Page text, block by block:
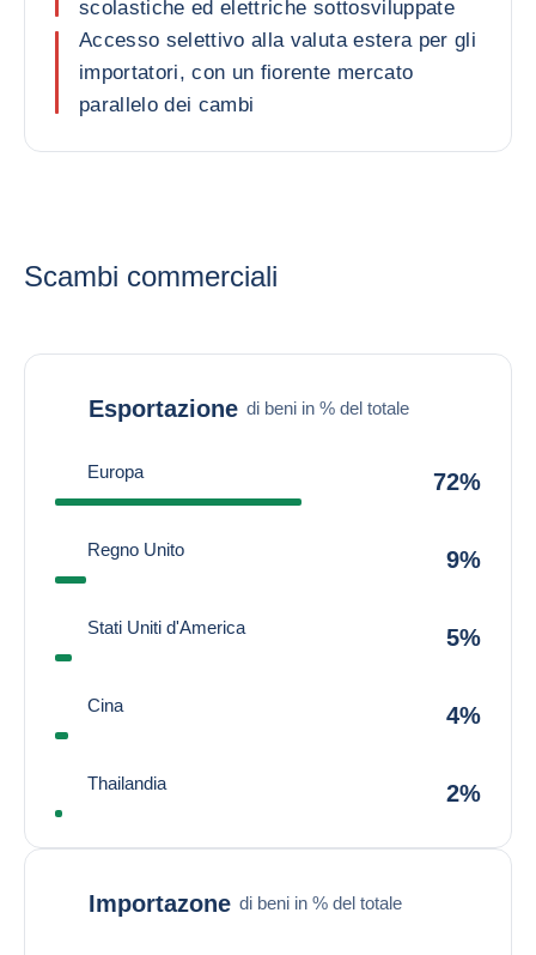
scolastiche ed elettriche sottosviluppate
Accesso selettivo alla valuta estera per gli
importatori, con un fiorente mercato
parallelo dei cambi
Scambi commerciali
Esportazione di beni in % del totale
Europa 72%
Regno Unito 9%
Stati Uniti d'America 5%
Cina 4%
Thailandia 2%
Importazone di beni in % del totale